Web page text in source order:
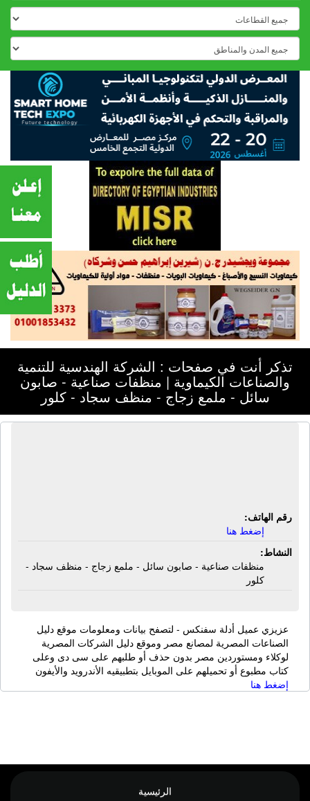
تذكر أنت في صفحات : الشركة الهندسية للتنمية
والصناعات الكيماوية | منظفات صناعية - صابون
سائل - ملمع زجاج - منظف سجاد - كلور
رقم الهاتف:
إضغط هنا
النشاط:
منظفات صناعية - صابون سائل - ملمع زجاج - منظف سجاد -
كلور
عزيزي عميل أدلة سفنكس - لتصفح بيانات ومعلومات موقع دليل
الصناعات المصرية لمصانع مصر وموقع دليل الشركات المصرية
لوكلاء ومستوردين مصر بدون حذف أو طلبهم على سى دى وعلى
كتاب مطبوع أو تحميلهم على الموبايل بتطبيقيه الأندرويد والأيفون
إضغط هنا
الرئيسية